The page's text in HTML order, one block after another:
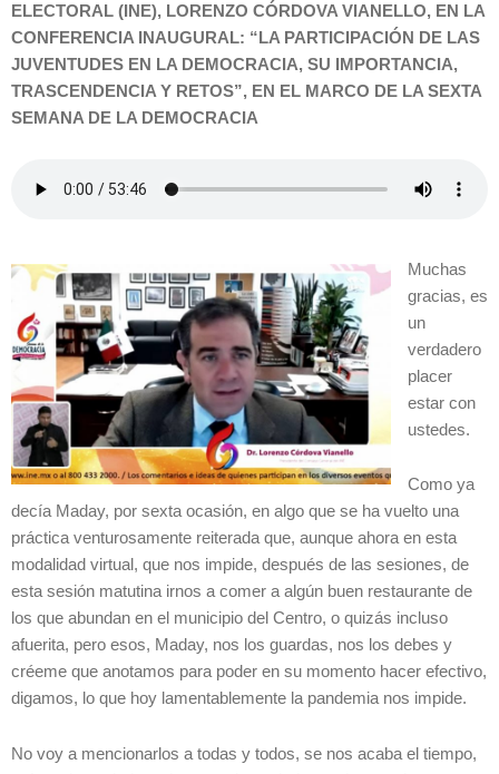
ELECTORAL (INE), LORENZO CÓRDOVA VIANELLO, EN LA
CONFERENCIA INAUGURAL: “LA PARTICIPACIÓN DE LAS
JUVENTUDES EN LA DEMOCRACIA, SU IMPORTANCIA,
TRASCENDENCIA Y RETOS”, EN EL MARCO DE LA SEXTA
SEMANA DE LA DEMOCRACIA
Muchas
gracias, es
un
verdadero
placer
estar con
ustedes.
Como ya
decía Maday, por sexta ocasión, en algo que se ha vuelto una
práctica venturosamente reiterada que, aunque ahora en esta
modalidad virtual, que nos impide, después de las sesiones, de
esta sesión matutina irnos a comer a algún buen restaurante de
los que abundan en el municipio del Centro, o quizás incluso
afuerita, pero esos, Maday, nos los guardas, nos los debes y
créeme que anotamos para poder en su momento hacer efectivo,
digamos, lo que hoy lamentablemente la pandemia nos impide.
No voy a mencionarlos a todas y todos, se nos acaba el tiempo,